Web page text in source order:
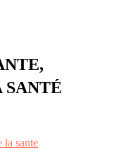
SANTÉ